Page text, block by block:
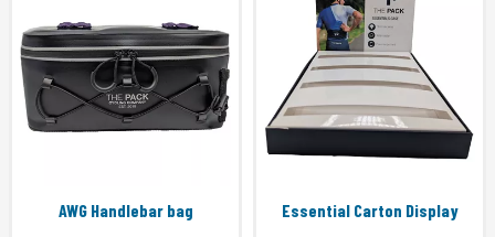
AWG Handlebar bag
Essential Carton Display